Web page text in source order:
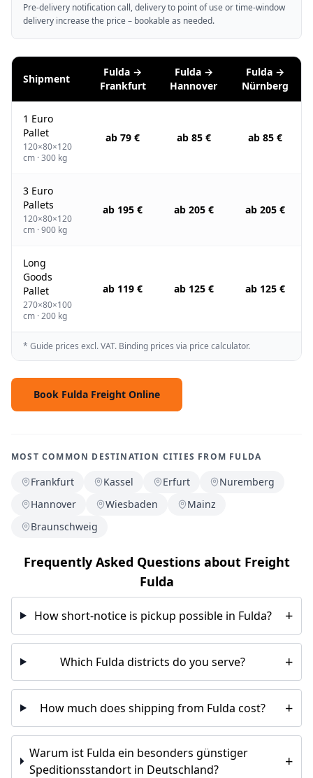
Pre-delivery notification call, delivery to point of use or time-window
delivery increase the price – bookable as needed.
Shipment
Fulda →
Frankfurt
Fulda →
Hannover
Fulda →
Nürnberg
1 Euro
Pallet
120×80×120
cm · 300 kg
ab 79 € ab 85 € ab 85 €
3 Euro
Pallets
120×80×120
cm · 900 kg
ab 195 € ab 205 € ab 205 €
Long
Goods
Pallet
270×80×100
cm · 200 kg
ab 119 € ab 125 € ab 125 €
* Guide prices excl. VAT. Binding prices via price calculator.
Book Fulda Freight Online
MOST COMMON DESTINATION CITIES FROM FULDA
Frankfurt Kassel Erfurt
Nuremberg
Hannover
Wiesbaden
Mainz
Braunschweig
Frequently Asked Questions about Freight
Fulda
How short-notice is pickup possible in Fulda? +
Which Fulda districts do you serve? +
How much does shipping from Fulda cost? +
Warum ist Fulda ein besonders günstiger
Speditionsstandort in Deutschland?
+